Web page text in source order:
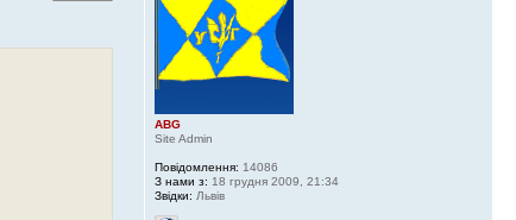
ABG
Site Admin
Повідомлення: 14086
З нами з: 18 грудня 2009, 21:34
Звідки: Львів